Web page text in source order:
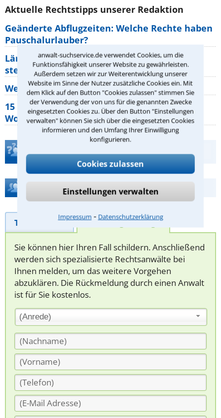
anwalt-suchservice.de verwendet Cookies, um die
Funktionsfähigkeit unserer Website zu gewährleisten.
Außerdem setzen wir zur Weiterentwicklung unserer
Website im Sinne der Nutzer zusätzliche Cookies ein. Mit
dem Klick auf den Button "Cookies zulassen" stimmen Sie
der Verwendung der von uns für die genannten Zwecke
eingesetzten Cookies zu. Über den Button "Einstellungen
verwalten" können Sie sich über die eingesetzten Cookies
informieren und den Umfang Ihrer Einwilligung
konfigurieren.
Cookies zulassen
Einstellungen verwalten
Impressum ⁃ Datenschutzerklärung
Aktuelle Rechtstipps unserer Redaktion
Geänderte Abflugzeiten: Welche Rechte haben
Pauschalurlauber?
Lärm von den Nachbarn: Welche Rechte
stehen mir zu?
Wer muss Zweitwohnungssteuer zahlen?
15 elementare Rechte, die jeder
Wohnungseigentümer kennen sollte
Hilfe bei Ihrer Anwaltsuche?
Telefonhilfe Beratungsanfrage
Sie können hier Ihren Fall schildern. Anschließend
werden sich spezialisierte Rechtsanwälte bei
Ihnen melden, um das weitere Vorgehen
abzuklären. Die Rückmeldung durch einen Anwalt
ist für Sie kostenlos.
(Anrede)